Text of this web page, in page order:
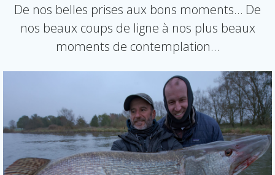
De nos belles prises aux bons moments… De
nos beaux coups de ligne à nos plus beaux
moments de contemplation…